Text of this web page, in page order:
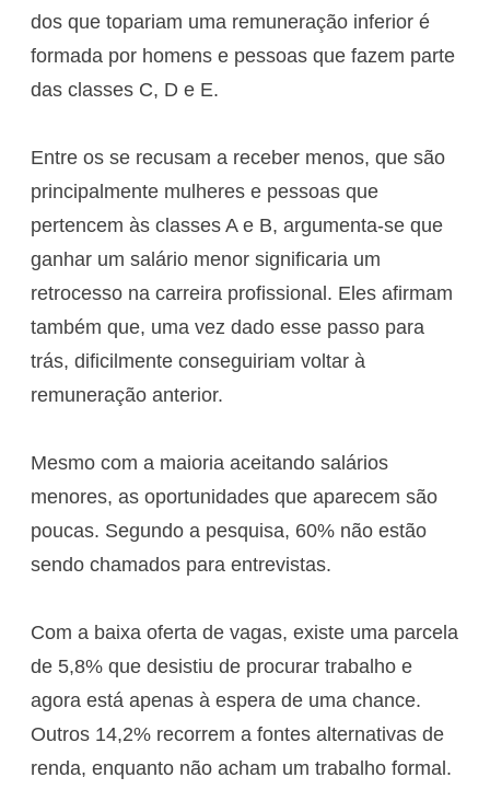
dos que topariam uma remuneração inferior é
formada por homens e pessoas que fazem parte
das classes C, D e E.
Entre os se recusam a receber menos, que são
principalmente mulheres e pessoas que
pertencem às classes A e B, argumenta-se que
ganhar um salário menor significaria um
retrocesso na carreira profissional. Eles afirmam
também que, uma vez dado esse passo para
trás, dificilmente conseguiriam voltar à
remuneração anterior.
Mesmo com a maioria aceitando salários
menores, as oportunidades que aparecem são
poucas. Segundo a pesquisa, 60% não estão
sendo chamados para entrevistas.
Com a baixa oferta de vagas, existe uma parcela
de 5,8% que desistiu de procurar trabalho e
agora está apenas à espera de uma chance.
Outros 14,2% recorrem a fontes alternativas de
renda, enquanto não acham um trabalho formal.